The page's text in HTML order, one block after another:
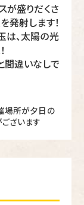
が盛りだくさ
発射します！
は、太陽の光
間違いなしで
場所が夕日の
ざいます